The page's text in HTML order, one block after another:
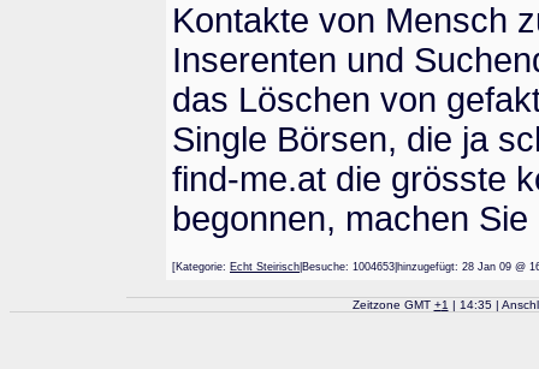
Kontakte von Mensch
Inserenten und
das Löschen von
Single Börsen, die ja
find-me.at die grösste
begonnen, machen
[Kategorie: Echt Steirisch |Besuche: 1004653|hinzugefügt: 28 Jan
Zeitzone GMT +1 | 14:35 |